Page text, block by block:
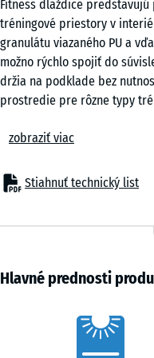
Fitness dlaždice
tréningové priestory v
granulátu viazaného PU a
možno rýchlo spojiť do
držia na podklade bez
prostredie pre rôzne typy
Zámkové spojenie
posunom podľa
je možná na pevný podklad,
potrieb tréningového
Elastická štruktúra účinne
používaní fitness zariadení
zaťaženie. Súčasne
kročajového hluku do
zobraziť viac
Stiahnuť technický list
cm
|
0,25
m²
x
x 2
- 7,90 €
Hlavné prednosti
Characteristics